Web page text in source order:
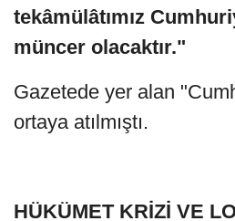
tekâmülâtımız
müncer olacaktır."
Gazetede yer alan
ortaya atılmıştı.
HÜKÜMET KRİZİ VE